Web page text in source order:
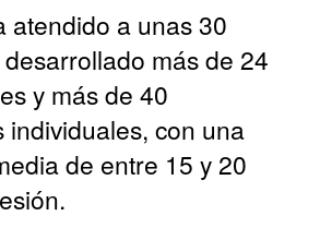
atendido a unas 30
más de 24
y más de 40
individuales, con una
de entre 15 y 20